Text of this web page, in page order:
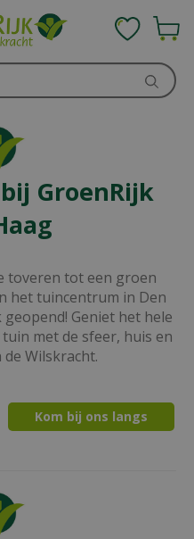
GroenRijk
toveren tot een groen
het tuincentrum in Den
Geniet het hele
met de sfeer, huis en
Wilskracht.
Kom bij ons langs